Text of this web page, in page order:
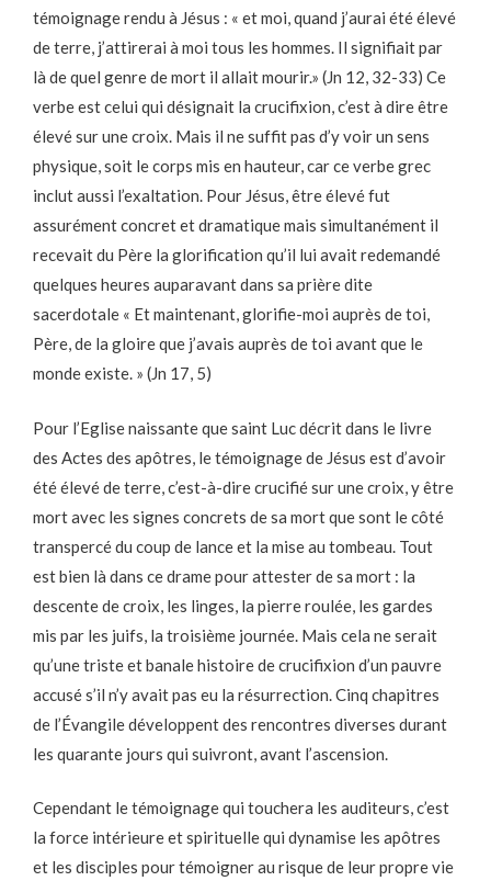
témoignage rendu à Jésus : « et moi, quand j’aurai été élevé
de terre, j’attirerai à moi tous les hommes. Il signifiait par
là de quel genre de mort il allait mourir.» (Jn 12, 32-33) Ce
verbe est celui qui désignait la crucifixion, c’est à dire être
élevé sur une croix. Mais il ne suffit pas d’y voir un sens
physique, soit le corps mis en hauteur, car ce verbe grec
inclut aussi l’exaltation. Pour Jésus, être élevé fut
assurément concret et dramatique mais simultanément il
recevait du Père la glorification qu’il lui avait redemandé
quelques heures auparavant dans sa prière dite
sacerdotale « Et maintenant, glorifie-moi auprès de toi,
Père, de la gloire que j’avais auprès de toi avant que le
monde existe. » (Jn 17, 5)
Pour l’Eglise naissante que saint Luc décrit dans le livre
des Actes des apôtres, le témoignage de Jésus est d’avoir
été élevé de terre, c’est-à-dire crucifié sur une croix, y être
mort avec les signes concrets de sa mort que sont le côté
transpercé du coup de lance et la mise au tombeau. Tout
est bien là dans ce drame pour attester de sa mort : la
descente de croix, les linges, la pierre roulée, les gardes
mis par les juifs, la troisième journée. Mais cela ne serait
qu’une triste et banale histoire de crucifixion d’un pauvre
accusé s’il n’y avait pas eu la résurrection. Cinq chapitres
de l’Évangile développent des rencontres diverses durant
les quarante jours qui suivront, avant l’ascension.
Cependant le témoignage qui touchera les auditeurs, c’est
la force intérieure et spirituelle qui dynamise les apôtres
et les disciples pour témoigner au risque de leur propre vie